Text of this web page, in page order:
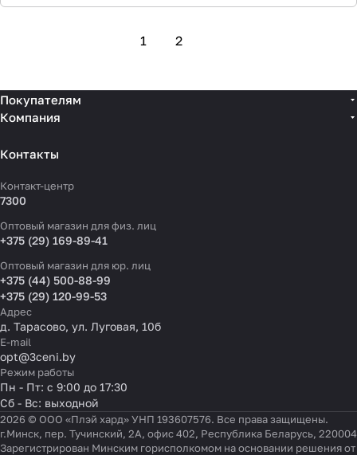
1 2
Покупателям
Компания
Контакты
Контакт-центр
7300
Оптовый магазин для физ. лиц
+375 (29) 169-89-41
Оптовый магазин для юр. лиц
+375 (44) 500-88-99
+375 (29) 120-99-53
Адрес
д. Тарасово, ул. Луговая, 10б
E-mail
opt@3ceni.by
Режим работы
Пн - Пт: с 9:00 до 17:30
Сб - Вс: выходной
2026 © ООО «Плэй хард» УНП 193607576. Все права защищены.
г.Минск, пер. Тучинский, 2А, офис 402, Республика Беларусь, 220004
Зарегистрирован Минским горисполкомом на основании решения от